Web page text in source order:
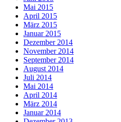
Mai 2015
April 2015
März 2015
Januar 2015
Dezember 2014
November 2014
September 2014
August 2014
Juli 2014
Mai 2014
April 2014
März 2014
Januar 2014